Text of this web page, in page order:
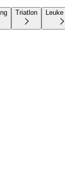
Triatlon